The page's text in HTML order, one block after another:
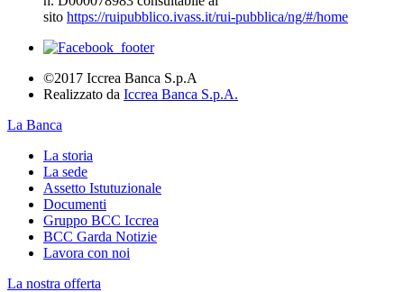
sito https://ruipubblico.ivass.it/rui-pubblica/ng/#/home
©2017 Iccrea Banca S.p.A
Realizzato da Iccrea Banca S.p.A.
La Banca
La storia
La sede
Assetto Istutuzionale
Documenti
Gruppo BCC Iccrea
BCC Garda Notizie
Lavora con noi
La nostra offerta